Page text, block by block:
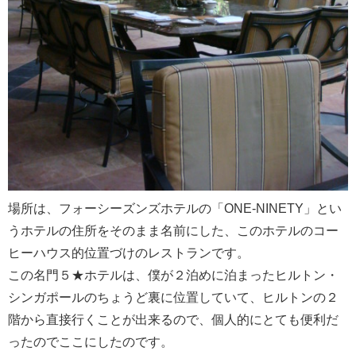
場所は、フォーシーズンズホテルの「ONE-NINETY」とい
うホテルの住所をそのまま名前にした、このホテルのコー
ヒーハウス的位置づけのレストランです。
この名門５★ホテルは、僕が２泊めに泊まったヒルトン・
シンガポールのちょうど裏に位置していて、ヒルトンの２
階から直接行くことが出来るので、個人的にとても便利だ
ったのでここにしたのです。